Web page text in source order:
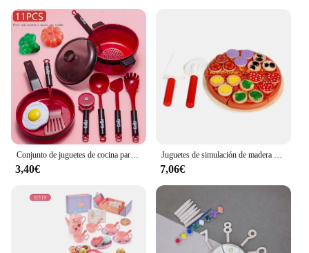
Conjunto de juguetes de cocina para niños y niñas, utensilios de cocina para cortar frutas, simulación educativa, juego de simulación
3,40€
Juguetes de simulación de madera para niños, juguetes de Chef, corte y corte de calidad para ver pasteles de Pizza, pastel de cocina, casa de juegos
7,06€